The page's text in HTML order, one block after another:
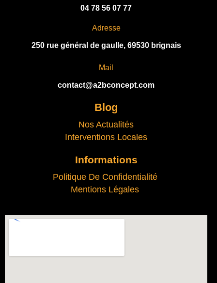
04 78 56 07 77
Adresse
250 rue général de gaulle, 69530 brignais
Mail
contact@a2bconcept.com
Blog
Nos Actualités
Interventions Locales
Informations
Politique De Confidentialité
Mentions Légales